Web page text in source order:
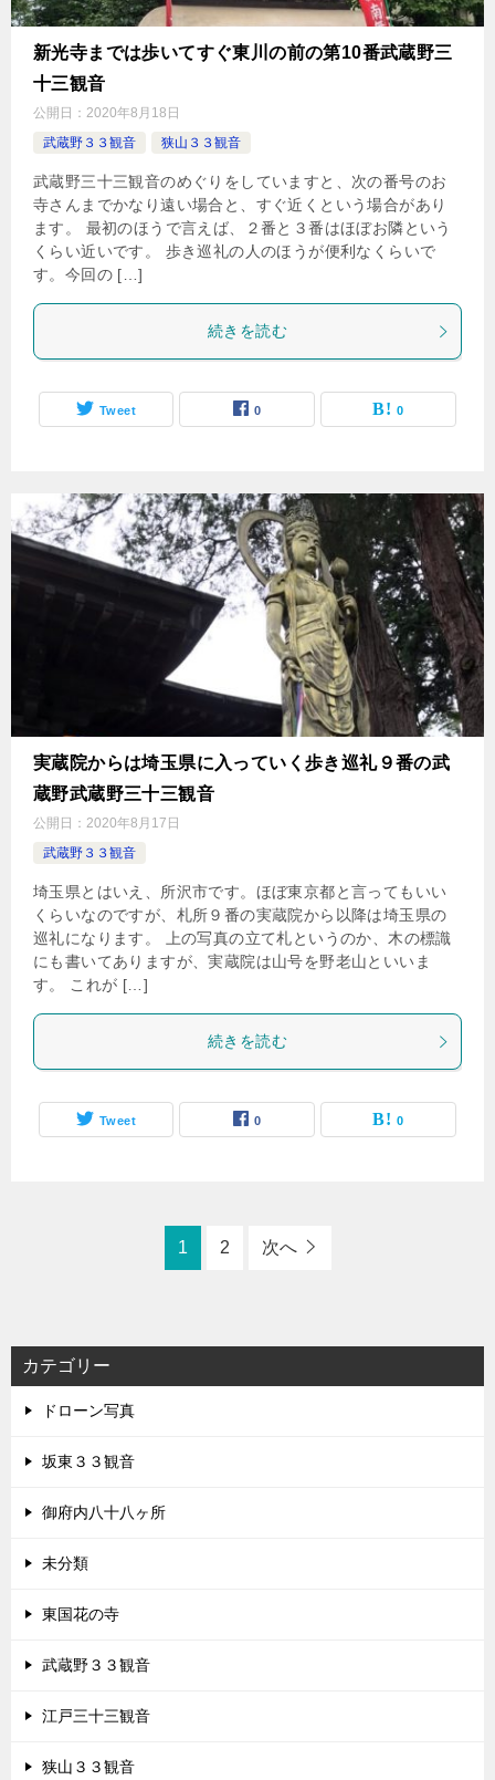
新光寺までは歩いてすぐ東川の前の第10番武蔵野三
十三観音
公開日： 2020年8月18日
武蔵野３３観音
狭山３３観音
武蔵野三十三観音のめぐりをしていますと、次の番号のお
寺さんまでかなり遠い場合と、すぐ近くという場合があり
ます。 最初のほうで言えば、２番と３番はほぼお隣という
くらい近いです。 歩き巡礼の人のほうが便利なくらいで
す。今回の […]
続きを読む
Tweet 0 0
実蔵院からは埼玉県に入っていく歩き巡礼９番の武
蔵野武蔵野三十三観音
公開日： 2020年8月17日
武蔵野３３観音
埼玉県とはいえ、所沢市です。ほぼ東京都と言ってもいい
くらいなのですが、札所９番の実蔵院から以降は埼玉県の
巡礼になります。 上の写真の立て札というのか、木の標識
にも書いてありますが、実蔵院は山号を野老山といいま
す。 これが […]
続きを読む
Tweet 0 0
1 2 次へ
カテゴリー
ドローン写真
坂東３３観音
御府内八十八ヶ所
未分類
東国花の寺
武蔵野３３観音
江戸三十三観音
狭山３３観音